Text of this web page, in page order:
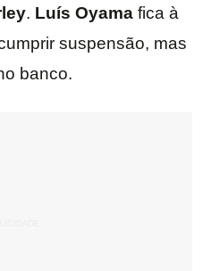
. Luís Oyama fica à
suspensão, mas
banco.